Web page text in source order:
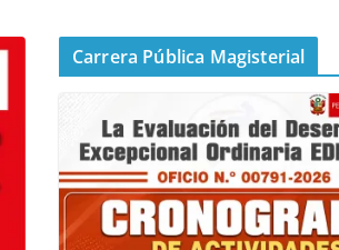
Carrera Pública Magisterial